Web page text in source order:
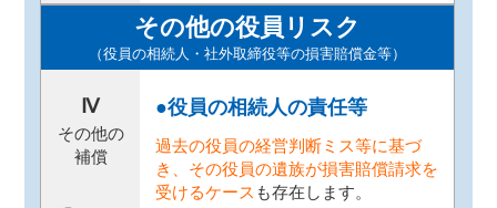
その他の役員リスク
（役員の相続人・社外取締役等の損害賠償金等）
Ⅳ
その他の
補償
●役員の相続人の責任等
過去の役員の経営判断ミス等に基づ
き、その役員の遺族が損害賠償請求を
受けるケース も存在します。